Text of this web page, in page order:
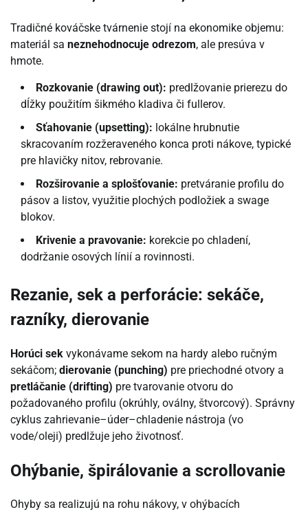
Tradičné kováčske tvárnenie stojí na ekonomike objemu:
materiál sa neznehodnocuje odrezom, ale presúva v
hmote.
Rozkovanie (drawing out): predlžovanie prierezu do
dĺžky použitím šikmého kladiva či fullerov.
Sťahovanie (upsetting): lokálne hrubnutie
skracovaním rozžeraveného konca proti nákove, typické
pre hlavičky nitov, rebrovanie.
Rozširovanie a splošťovanie: pretváranie profilu do
pásov a listov, využitie plochých podložiek a swage
blokov.
Krivenie a pravovanie: korekcie po chladení,
dodržanie osových línií a rovinnosti.
Rezanie, sek a perforácie: sekáče,
razníky, dierovanie
Horúci sek vykonávame sekom na hardy alebo ručným
sekáčom; dierovanie (punching) pre priechodné otvory a
pretláčanie (drifting) pre tvarovanie otvoru do
požadovaného profilu (okrúhly, oválny, štvorcový). Správny
cyklus zahrievanie–úder–chladenie nástroja (vo
vode/oleji) predlžuje jeho životnosť.
Ohýbanie, špirálovanie a scrollovanie
Ohyby sa realizujú na rohu nákovy, v ohýbacích